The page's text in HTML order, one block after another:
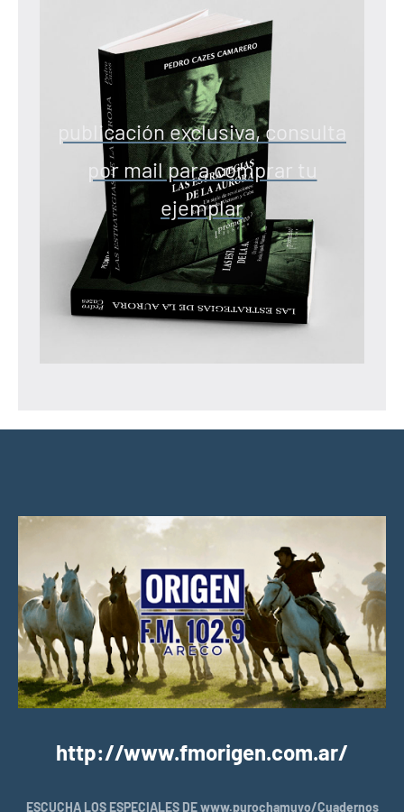
publicación exclusiva, consulta
por mail para comprar tu
ejemplar
http://www.fmorigen.com.ar/
ESCUCHA LOS ESPECIALES DE www.purochamuyo/Cuadernos